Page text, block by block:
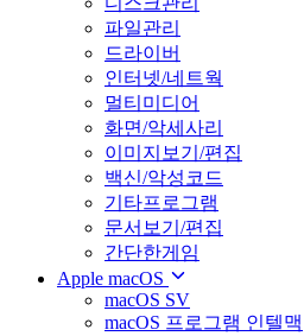
파일관리
드라이버
인터넷/네트웍
멀티미디어
화면/악세사리
이미지보기/편집
백신/악성코드
기타프로그램
문서보기/편집
간단한게임
Apple macOS
macOS SV
macOS 프로그램 인텔맥